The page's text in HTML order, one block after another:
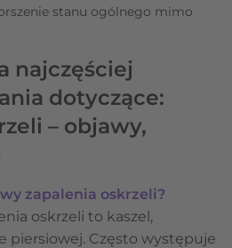
stanu ogólnego mimo
najczęściej
dotyczące:
– objawy,
zapalenia oskrzeli?
oskrzeli to kaszel,
piersiowej. Często występuje